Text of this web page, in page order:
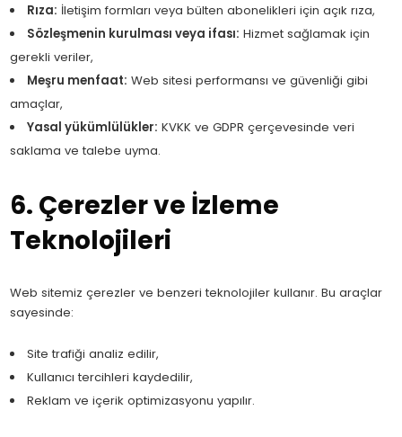
Rıza: İletişim formları veya bülten abonelikleri için açık rıza,
Sözleşmenin kurulması veya ifası: Hizmet sağlamak için
gerekli veriler,
Meşru menfaat: Web sitesi performansı ve güvenliği gibi
amaçlar,
Yasal yükümlülükler: KVKK ve GDPR çerçevesinde veri
saklama ve talebe uyma.
6. Çerezler ve İzleme
Teknolojileri
Web sitemiz çerezler ve benzeri teknolojiler kullanır. Bu araçlar
sayesinde:
Site trafiği analiz edilir,
Kullanıcı tercihleri kaydedilir,
Reklam ve içerik optimizasyonu yapılır.